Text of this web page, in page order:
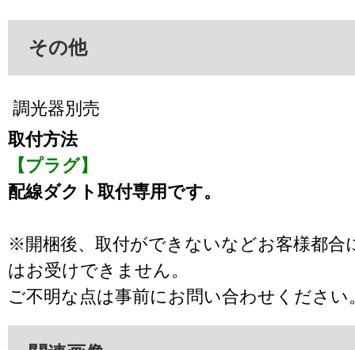
その他
調光器別売
取付方法
【プラグ】
配線ダクト取付専用です。
※開梱後、取付ができないなどお客様都合
はお受けできません。
ご不明な点は事前にお問い合わせください